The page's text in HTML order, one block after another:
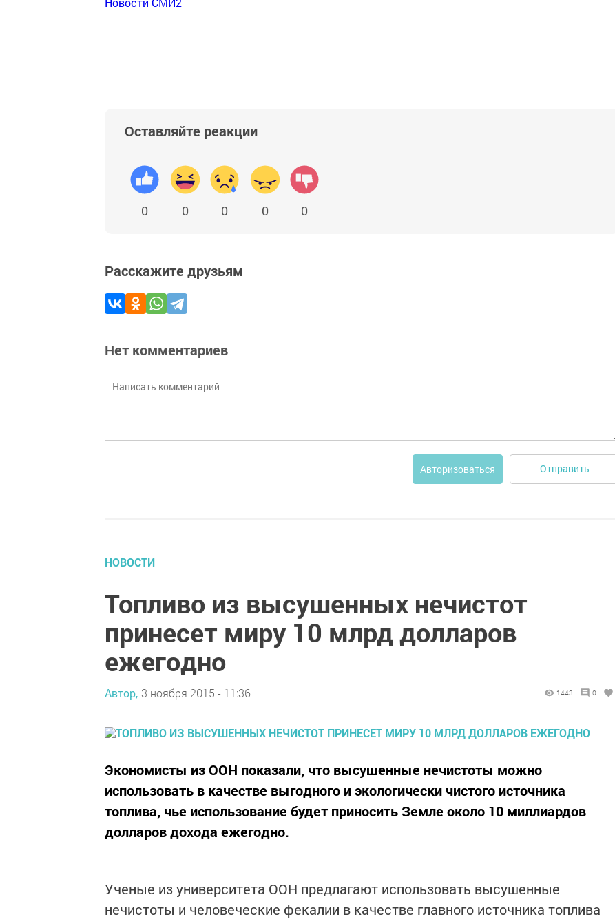
Оставляйте реакции
0 0 0 0 0
Расскажите друзьям
Нет комментариев
Авторизоваться Отправить
НОВОСТИ
Топливо из высушенных нечистот
принесет миру 10 млрд долларов
ежегодно
Автор, 3 ноября 2015 - 11:36 1443 0
Экономисты из ООН показали, что высушенные нечистоты можно
использовать в качестве выгодного и экологически чистого источника
топлива, чье использование будет приносить Земле около 10 миллиардов
долларов дохода ежегодно.
Ученые из университета ООН предлагают использовать высушенные
нечистоты и человеческие фекалии в качестве главного источника топлива